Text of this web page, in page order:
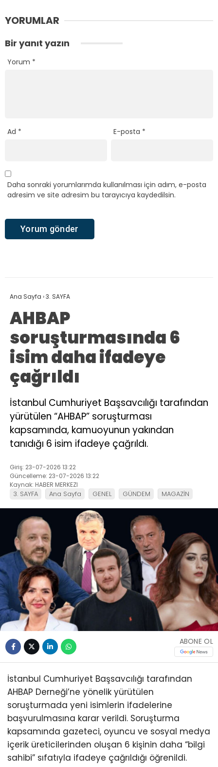
YORUMLAR
Bir yanıt yazın
Yorum *
Ad * E-posta *
Daha sonraki yorumlarımda kullanılması için adım, e-posta
adresim ve site adresim bu tarayıcıya kaydedilsin.
Ana Sayfa ›3. SAYFA
AHBAP
soruşturmasında 6
isim daha ifadeye
çağrıldı
İstanbul Cumhuriyet Başsavcılığı tarafından
yürütülen “AHBAP” soruşturması
kapsamında, kamuoyunun yakından
tanıdığı 6 isim ifadeye çağrıldı.
Giriş: 23-07-2026 13:22
Güncelleme: 23-07-2026 13:22
Kaynak: HABER MERKEZI
3. SAYFA Ana Sayfa GENEL GÜNDEM MAGAZİN
ABONE OL
İstanbul Cumhuriyet Başsavcılığı tarafından
AHBAP Derneği’ne yönelik yürütülen
soruşturmada yeni isimlerin ifadelerine
başvurulmasına karar verildi. Soruşturma
kapsamında gazeteci, oyuncu ve sosyal medya
içerik üreticilerinden oluşan 6 kişinin daha “bilgi
sahibi” sıfatıyla ifadeye çağrıldığı öğrenildi.